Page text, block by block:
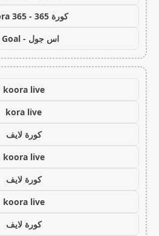
كورة 365 - kooora 365
اس جول - AS Goal
koora live
kora live
كورة لايف
koora live
كورة لايف
koora live
كورة لايف